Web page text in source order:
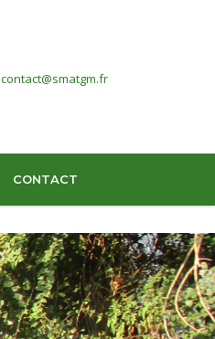
contact@smatgm.fr
CONTACT